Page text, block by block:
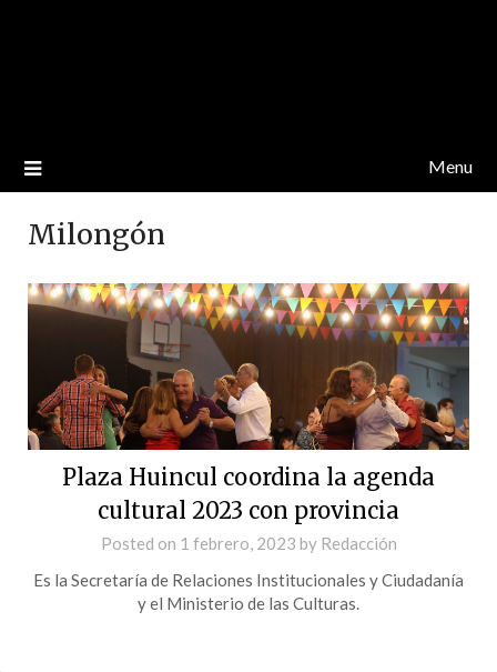
Menu
Milongón
Plaza Huincul coordina la agenda
cultural 2023 con provincia
Posted on 1 febrero, 2023 by Redacción
Es la Secretaría de Relaciones Institucionales y Ciudadanía
y el Ministerio de las Culturas.